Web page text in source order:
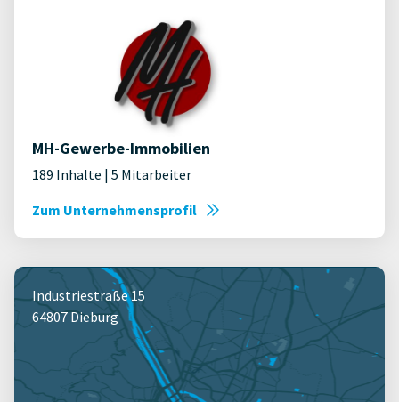
MH-Gewerbe-Immobilien
189 Inhalte | 5 Mitarbeiter
Zum Unternehmensprofil
Industriestraße 15
64807 Dieburg